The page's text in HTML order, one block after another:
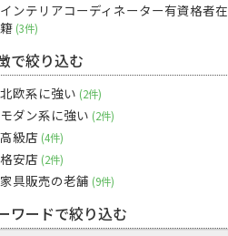
インテリアコーディネーター有資格者在
籍 3件
で絞り込む
北欧系に強い 2件
モダン系に強い 2件
高級店 4件
格安店 2件
家具販売の老舗 9件
ワードで絞り込む